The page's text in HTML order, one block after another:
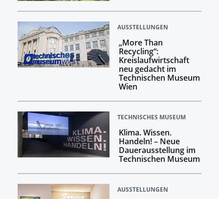
AUSSTELLUNGEN
„More Than
Recycling“:
Kreislaufwirtschaft
neu gedacht im
Technischen Museum
Wien
TECHNISCHES MUSEUM
Klima. Wissen.
Handeln! –​​​​​​​ Neue
Dauerausstellung im
Technischen Museum
AUSSTELLUNGEN